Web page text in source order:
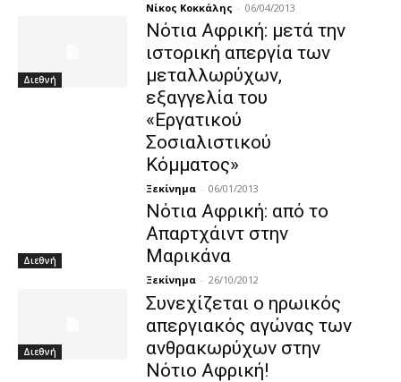
Νίκος Κοκκάλης - 06/04/2013
Διεθνή
Νότια Αφρική: μετά την
ιστορική απεργία των
μεταλλωρύχων,
εξαγγελία του
«Εργατικού
Σοσιαλιστικού
Κόμματος»
Ξεκίνημα - 06/01/2013
Διεθνή
Νότια Αφρική: από το
Απαρτχάιντ στην
Μαρικάνα
Ξεκίνημα - 26/10/2012
Διεθνή
Συνεχίζεται ο ηρωικός
απεργιακός αγώνας των
ανθρακωρύχων στην
Νότιο Αφρική!